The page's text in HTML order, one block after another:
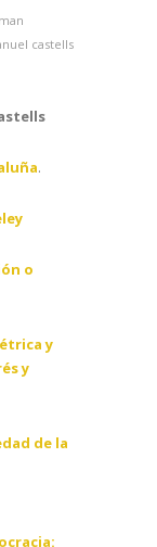
castells
.
o
y
y
de la